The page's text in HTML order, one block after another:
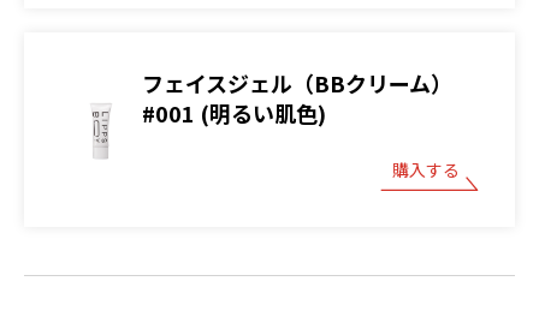
フェイスジェル（BBクリーム）
#001 (明るい肌色)
購入する